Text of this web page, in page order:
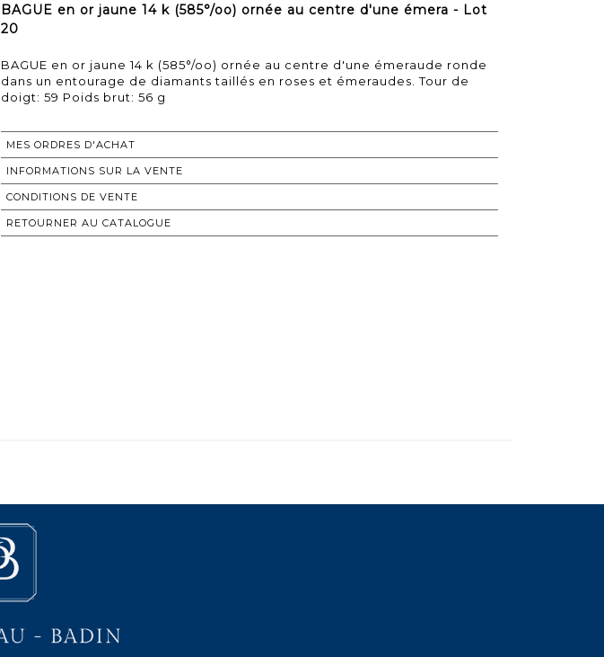
BAGUE en or jaune 14 k (585°/oo) ornée au centre d'une émera - Lot
20
BAGUE en or jaune 14 k (585°/oo) ornée au centre d'une émeraude ronde
dans un entourage de diamants taillés en roses et émeraudes. Tour de
doigt: 59 Poids brut: 56 g
MES ORDRES D'ACHAT
INFORMATIONS SUR LA VENTE
CONDITIONS DE VENTE
RETOURNER AU CATALOGUE